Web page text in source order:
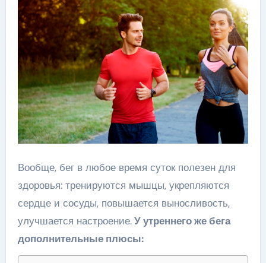
Вообще, бег в любое время суток полезен для
здоровья: тренируются мышцы, укрепляются
сердце и сосуды, повышается выносливость,
улучшается настроение.У утреннего же бега
дополнительные плюсы: